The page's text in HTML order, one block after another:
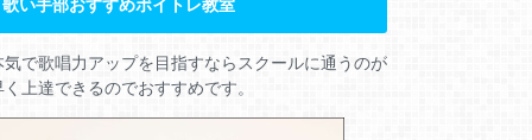
歌い手部おすすめボイトレ教室
気で歌唱力アップを目指すならスクールに通うのが
く上達できるのでおすすめです。